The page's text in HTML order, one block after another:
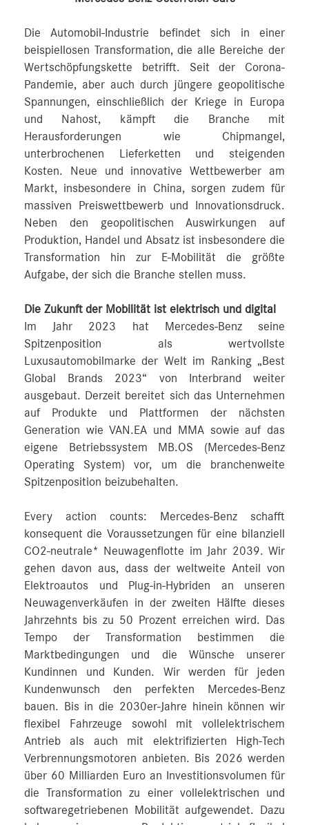
Die Automobil-Industrie befindet sich in einer
beispiellosen Transformation, die alle Bereiche der
Wertschöpfungskette betrifft. Seit der Corona-
Pandemie, aber auch durch jüngere geopolitische
Spannungen, einschließlich der Kriege in Europa
und Nahost, kämpft die Branche mit
Herausforderungen wie Chipmangel,
unterbrochenen Lieferketten und steigenden
Kosten. Neue und innovative Wettbewerber am
Markt, insbesondere in China, sorgen zudem für
massiven Preiswettbewerb und Innovationsdruck.
Neben den geopolitischen Auswirkungen auf
Produktion, Handel und Absatz ist insbesondere die
Transformation hin zur E-Mobilität die größte
Aufgabe, der sich die Branche stellen muss.
Die Zukunft der Mobilität ist elektrisch und digital
Im Jahr 2023 hat Mercedes-Benz seine
Spitzenposition als wertvollste
Luxusautomobilmarke der Welt im Ranking „Best
Global Brands 2023“ von Interbrand weiter
ausgebaut. Derzeit bereitet sich das Unternehmen
auf Produkte und Plattformen der nächsten
Generation wie VAN.EA und MMA sowie auf das
eigene Betriebssystem MB.OS (Mercedes-Benz
Operating System) vor, um die branchenweite
Spitzenposition beizubehalten.
Every action counts: Mercedes-Benz schafft
konsequent die Voraussetzungen für eine bilanziell
CO2-neutrale* Neuwagenflotte im Jahr 2039. Wir
gehen davon aus, dass der weltweite Anteil von
Elektroautos und Plug-in-Hybriden an unseren
Neuwagenverkäufen in der zweiten Hälfte dieses
Jahrzehnts bis zu 50 Prozent erreichen wird. Das
Tempo der Transformation bestimmen die
Marktbedingungen und die Wünsche unserer
Kundinnen und Kunden. Wir werden für jeden
Kundenwunsch den perfekten Mercedes-Benz
bauen. Bis in die 2030er-Jahre hinein können wir
flexibel Fahrzeuge sowohl mit vollelektrischem
Antrieb als auch mit elektrifizierten High-Tech
Verbrennungsmotoren anbieten. Bis 2026 werden
über 60 Milliarden Euro an Investitionsvolumen für
die Transformation zu einer vollelektrischen und
softwaregetriebenen Mobilität aufgewendet. Dazu